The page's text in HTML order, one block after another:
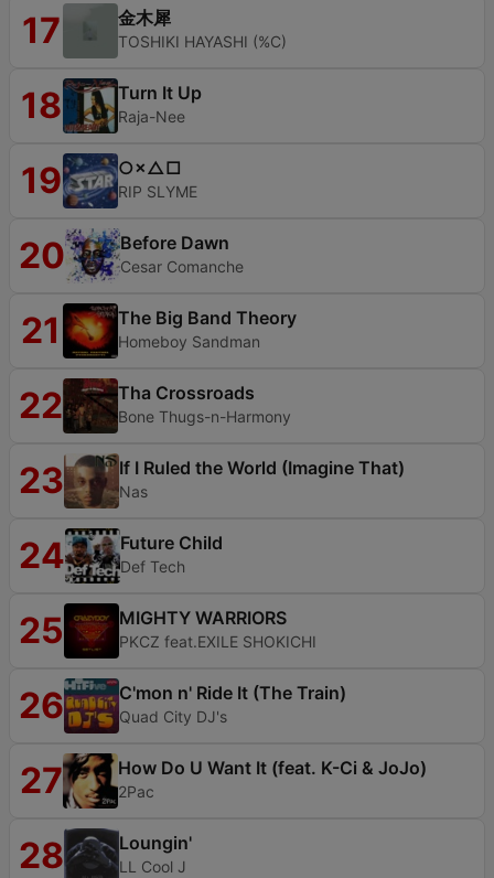
17 金木犀
TOSHIKI HAYASHI (%C)
18 Turn It Up
Raja-Nee
19 ○×△□
RIP SLYME
20 Before Dawn
Cesar Comanche
21 The Big Band Theory
Homeboy Sandman
22 Tha Crossroads
Bone Thugs-n-Harmony
23 If I Ruled the World (Imagine That)
Nas
24 Future Child
Def Tech
25 MIGHTY WARRIORS
PKCZ feat.EXILE SHOKICHI
26 C'mon n' Ride It (The Train)
Quad City DJ's
27 How Do U Want It (feat. K-Ci & JoJo)
2Pac
28 Loungin'
LL Cool J